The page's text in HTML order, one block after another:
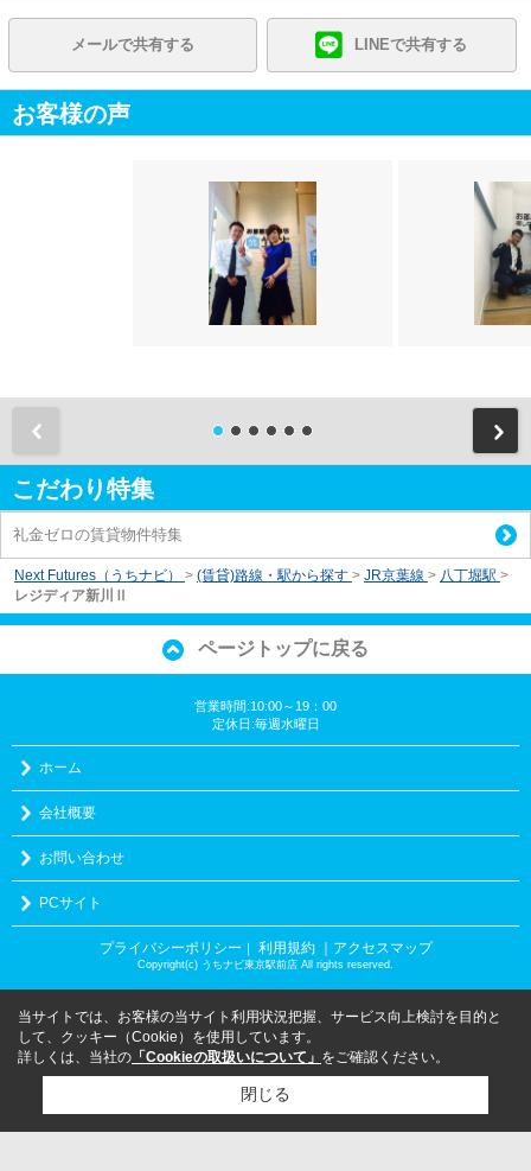
メールで共有する LINEで共有する
お客様の声
こだわり特集
礼金ゼロの賃貸物件特集
Next Futures（うちナビ） > (賃貸)路線・駅から探す > JR京葉線 > 八丁堀駅 >
レジディア新川Ⅱ
ページトップに戻る
営業時間:10:00～19：00
定休日:毎週水曜日
ホーム
会社概要
お問い合わせ
PCサイト
プライバシーポリシー 利用規約 ｜アクセスマップ
Copyright(c) うちナビ東京駅前店 All rights reserved.
当サイトでは、お客様の当サイト利用状況把握、サービス向上検討を目的と
して、クッキー（Cookie）を使用しています。
詳しくは、当社の 「Cookieの取扱いについて」 をご確認ください。
閉じる